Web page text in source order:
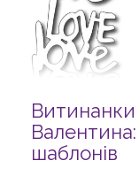
Валентина:
шаблонів